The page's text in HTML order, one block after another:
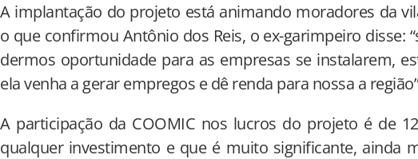
A implantação do projeto está animando moradores da
o que confirmou Antônio dos Reis, o ex-garimpeiro disse:
dermos oportunidade para as empresas se instalarem,
ela venha a gerar empregos e dê renda para nossa a
A participação da COOMIC nos lucros do projeto é de
qualquer investimento e que é muito significante, ainda